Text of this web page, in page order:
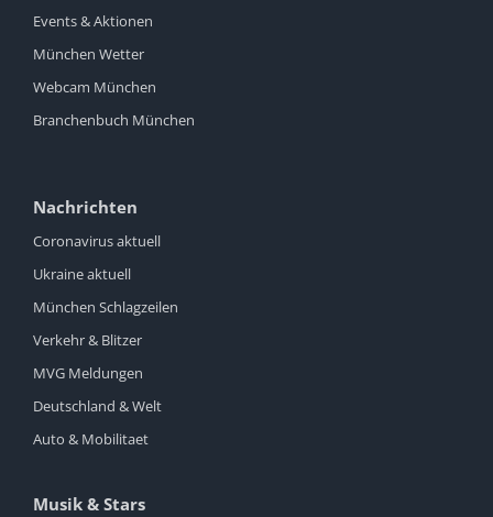
Events & Aktionen
München Wetter
Webcam München
Branchenbuch München
Nachrichten
Coronavirus aktuell
Ukraine aktuell
München Schlagzeilen
Verkehr & Blitzer
MVG Meldungen
Deutschland & Welt
Auto & Mobilitaet
Musik & Stars